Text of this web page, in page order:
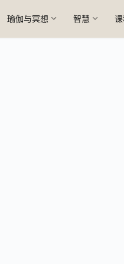
瑜伽与冥想 智慧